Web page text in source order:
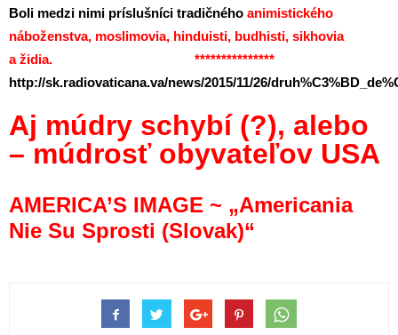
Boli medzi nimi príslušníci tradičného animistického
náboženstva, moslimovia, hinduisti, budhisti, sikhovia
a židia. ***************
http://sk.radiovaticana.va/news/2015/11/26/
Aj múdry schybí (?), alebo
– múdrosť obyvateľov USA
AMERICA’S IMAGE ~ „Americania
Nie Su Sprosti (Slovak)“